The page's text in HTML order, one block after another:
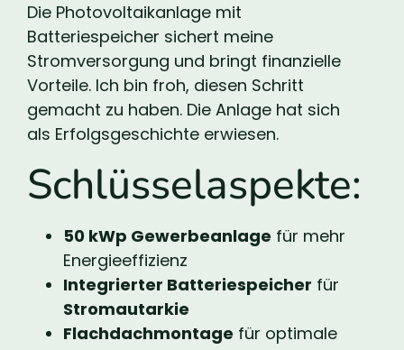
Die Photovoltaikanlage mit
Batteriespeicher sichert meine
Stromversorgung und bringt finanzielle
Vorteile. Ich bin froh, diesen Schritt
gemacht zu haben. Die Anlage hat sich
als Erfolgsgeschichte erwiesen.
Schlüsselaspekte:
50 kWp Gewerbeanlage für mehr
Energieeffizienz
Integrierter Batteriespeicher für
Stromautarkie
Flachdachmontage für optimale